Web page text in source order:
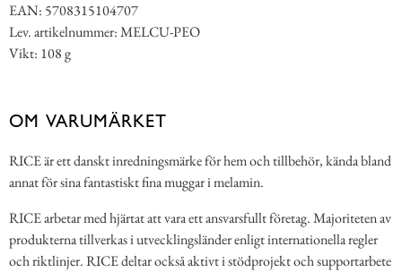
EAN: 5708315104707
Lev. artikelnummer: MELCU-PEO
Vikt: 108 g
OM VARUMÄRKET
RICE är ett danskt inredningsmärke för hem och tillbehör, kända bland
annat för sina fantastiskt fina muggar i melamin.
RICE arbetar med hjärtat att vara ett ansvarsfullt företag. Majoriteten av
produkterna tillverkas i utvecklingsländer enligt internationella regler
och riktlinjer. RICE deltar också aktivt i stödprojekt och supportarbete